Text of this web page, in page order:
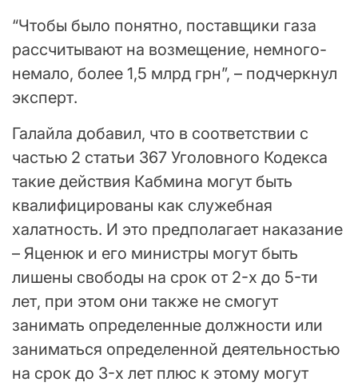
“Чтобы было понятно, поставщики газа
рассчитывают на возмещение, немного-
немало, более 1,5 млрд грн”, – подчеркнул
эксперт.
Галайла добавил, что в соответствии с
частью 2 статьи 367 Уголовного Кодекса
такие действия Кабмина могут быть
квалифицированы как служебная
халатность. И это предполагает наказание
– Яценюк и его министры могут быть
лишены свободы на срок от 2-х до 5-ти
лет, при этом они также не смогут
занимать определенные должности или
заниматься определенной деятельностью
на срок до 3-х лет плюс к этому могут